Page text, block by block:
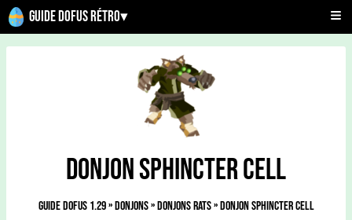
Guide Dofus Rétro▾
Donjon sphincter Cell
Guide Dofus 1.29»Donjons»Donjons Rats»Donjon sphincter Cell